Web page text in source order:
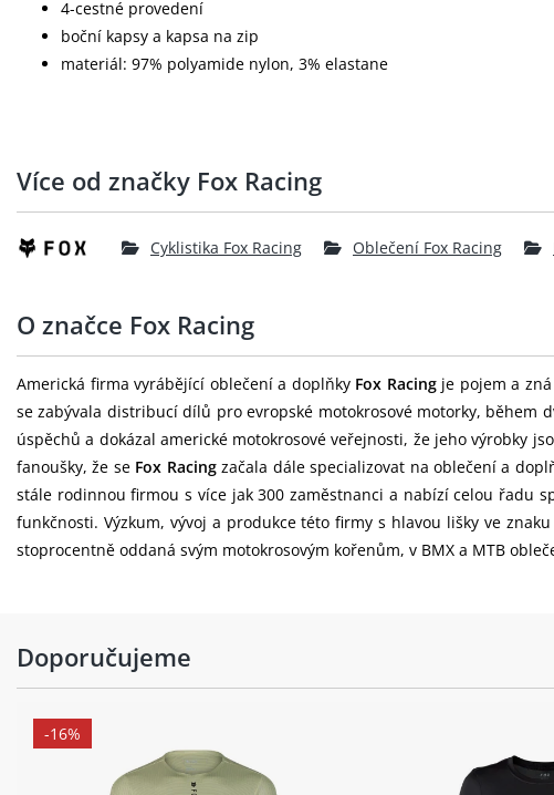
4-cestné provedení
boční kapsy a kapsa na zip
materiál: 97% polyamide nylon, 3% elastane
Více od značky Fox Racing
Cyklistika Fox Racing Oblečení Fox Racing
O značce Fox Racing
Americká firma vyrábějící oblečení a doplňky Fox Racingje pojem a zná
se zabývala distribucí dílů pro evropské motokrosové motorky, během
úspěchů a dokázal americké motokrosové veřejnosti, že jeho výrobky
fanoušky, že se Fox Racingzačala dále specializovat na oblečení a
stále rodinnou firmou s více jak 300 zaměstnanci a nabízí celou řadu
funkčnosti. Výzkum, vývoj a produkce této firmy s hlavou lišky ve
stoprocentně oddaná svým motokrosovým kořenům, v BMX a MTB
Doporučujeme
-16%